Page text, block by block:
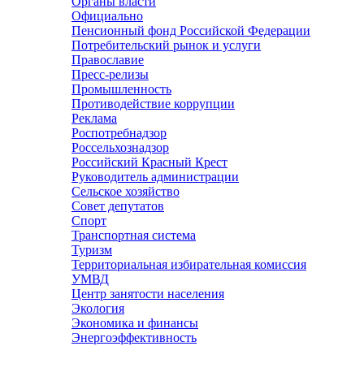
Официально
Пенсионный фонд Российской Федерации
Потребительский рынок и услуги
Православие
Пресс-релизы
Промышленность
Противодействие коррупции
Реклама
Роспотребнадзор
Россельхознадзор
Российский Красный Крест
Руководитель администрации
Сельское хозяйство
Совет депутатов
Спорт
Транспортная система
Туризм
Территориальная избирательная комиссия
УМВД
Центр занятости населения
Экология
Экономика и финансы
Энергоэффективность